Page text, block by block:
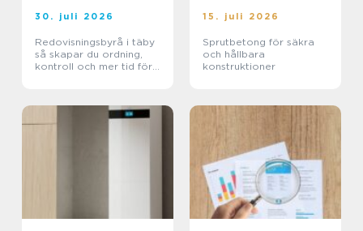
30. juli 2026
Redovisningsbyrå i täby
så skapar du ordning,
kontroll och mer tid för
15. juli 2026
Sprutbetong för säkra
och hållbara
konstruktioner